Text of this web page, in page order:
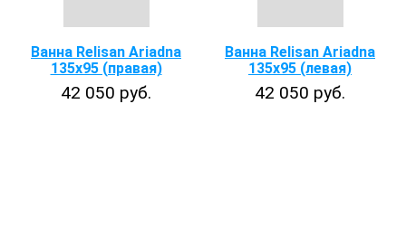
Ванна Relisan Ariadna
135х95 (правая)
42 050 руб.
Ванна Relisan Ariadna
135x95 (левая)
42 050 руб.